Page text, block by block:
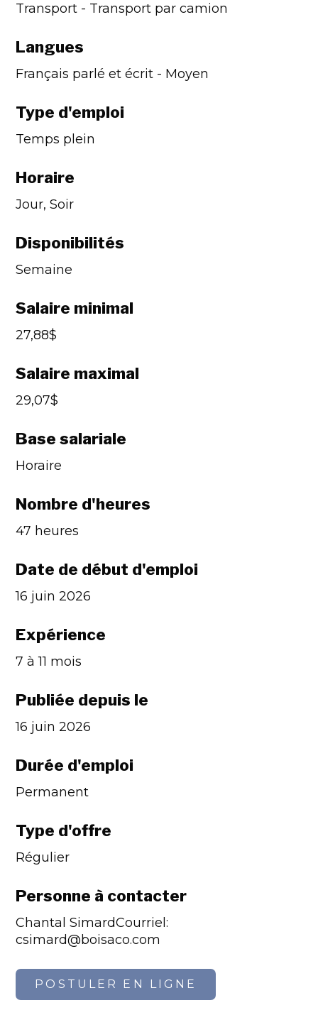
Transport - Transport par camion
Langues
Français parlé et écrit - Moyen
Type d'emploi
Temps plein
Horaire
Jour, Soir
Disponibilités
Semaine
Salaire minimal
27,88$
Salaire maximal
29,07$
Base salariale
Horaire
Nombre d'heures
47 heures
Date de début d'emploi
16 juin 2026
Expérience
7 à 11 mois
Publiée depuis le
16 juin 2026
Durée d'emploi
Permanent
Type d'offre
Régulier
Personne à contacter
Chantal SimardCourriel:
csimard@boisaco.com
POSTULER EN LIGNE